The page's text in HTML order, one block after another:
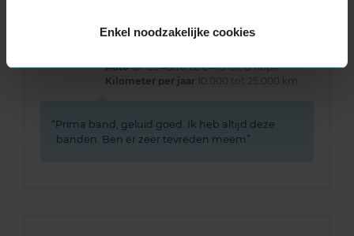
Enkel noodzakelijke cookies
Datum beoordeling9 april 2026
Auto OPEL Astra 1.2 CM 3-cil. B 110pk
Kilometer per jaar 10.000 tot 25.000 km
Prima band, geluid goed. Ik heb altijd deze
banden. Ben er zeer tevreden meem